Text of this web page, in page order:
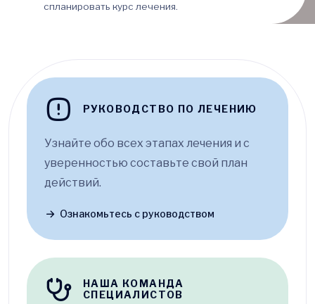
спланировать курс лечения.
РУКОВОДСТВО ПО ЛЕЧЕНИЮ
Узнайте обо всех этапах лечения и с
уверенностью составьте свой план
действий.
Ознакомьтесь с руководством
НАША КОМАНДА
СПЕЦИАЛИСТОВ